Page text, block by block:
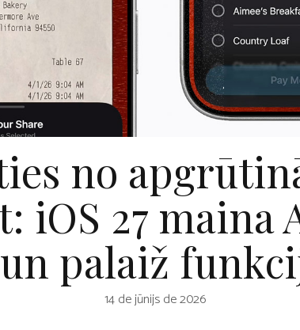
no
iOS 27 maina
palaiž
14 de jūnijs de 2026